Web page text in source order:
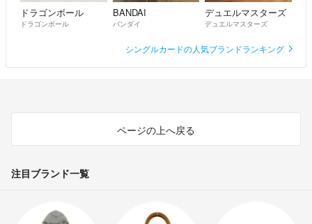
ドラゴンボール
ドラゴンボール
BANDAI
バンダイ
デュエルマスターズ
デュエルマスターズ
シングルカードの人気ブランドランキング
ページの上へ戻る
注目ブランド一覧